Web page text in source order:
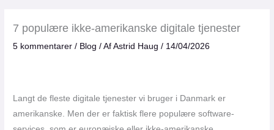
7 populære ikke-amerikanske digitale tjenester
5 kommentarer / Blog / AfAstrid Haug/ 14/04/2026
Langt de fleste digitale tjenester vi bruger i Danmark er
amerikanske. Men der er faktisk flere populære software-